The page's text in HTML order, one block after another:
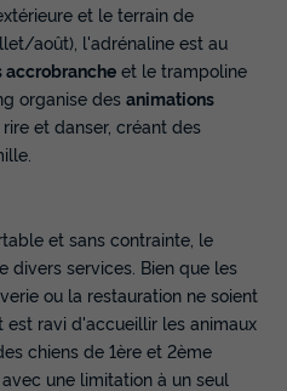
Climatisé +
Salle de bain
1
et le terrain de
août), l'adrénaline est au
accrobranche et le trampoline
organise des animations
et danser, créant des
et sans contrainte, le
divers services. Bien que les
ou la restauration ne soient
ravi d'accueillir les animaux
chiens de 1ère et 2ème
une limitation à un seul